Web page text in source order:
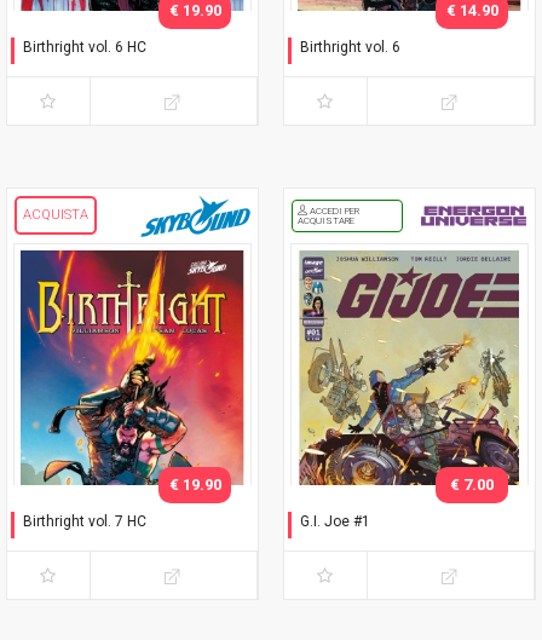
Birthright vol. 6 HC
€ 19.90
Birthright vol. 6
€ 14.90
ACQUISTA
Birthright vol. 7 HC
€ 19.90
ACCEDI PER
ACQUISTARE
G.I. Joe #1
€ 7.00